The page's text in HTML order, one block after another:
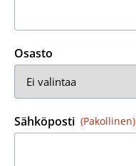
Osasto
Sähköposti (Pakollinen)